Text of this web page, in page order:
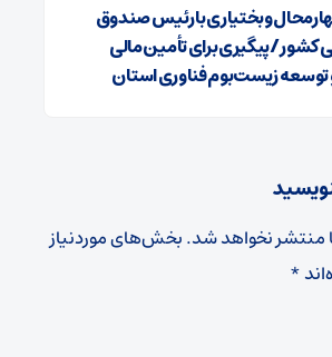
وبختیاری با رئیس صندوق
کشور /پیگیری برای تأمین مالی
زیست‌بوم فناوری استان
منتشر نخواهد شد.بخش‌های موردنیاز
*